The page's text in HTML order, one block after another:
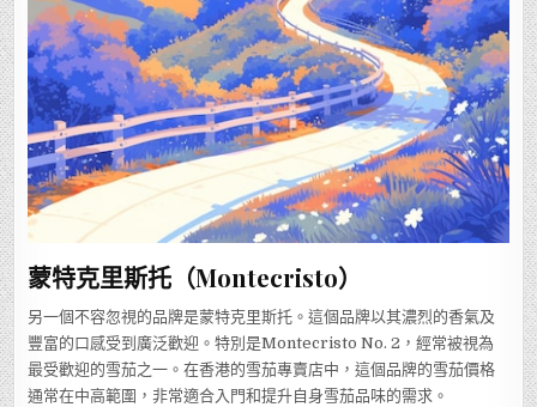
蒙特克里斯托（Montecristo）
另一個不容忽視的品牌是蒙特克里斯托。這個品牌以其濃烈的香氣及
豐富的口感受到廣泛歡迎。特別是Montecristo No. 2，經常被視為
最受歡迎的雪茄之一。在香港的雪茄專賣店中，這個品牌的雪茄價格
通常在中高範圍，非常適合入門和提升自身雪茄品味的需求。